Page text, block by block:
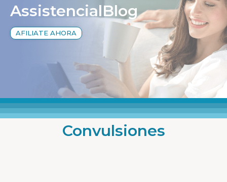
AssistencialBlog
AFILIATE AHORA
Convulsiones